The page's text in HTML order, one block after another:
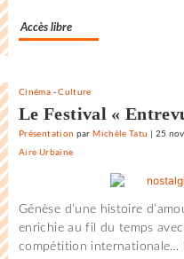
Accès libre
Cinéma -Culture
Le Festival «
Présentation parMichèle Tatu | 25
Aire Urbaine
Génèse d’une histoire
enrichie au fil du temps
compétition internationale…